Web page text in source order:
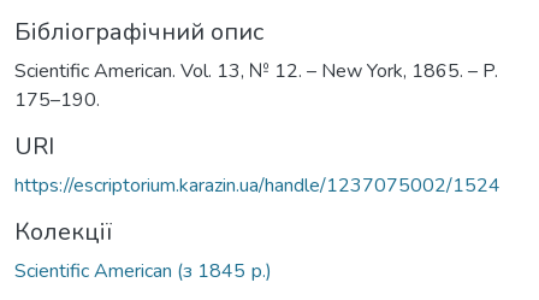
Бібліографічний опис
Scientific American. Vol. 13, № 12. – New York, 1865. – P.
175–190.
URI
https://escriptorium.karazin.ua/handle/1237075002/1524
Колекції
Scientific American (з 1845 р.)